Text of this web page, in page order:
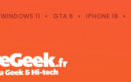
WINDOWS 11 GTA 6 IPHONE 18